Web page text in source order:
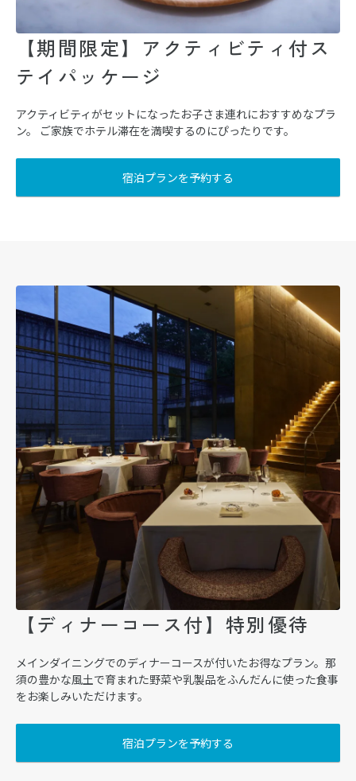
【期間限定】アクティビティ付ス
テイパッケージ
アクティビティがセットになったお子さま連れにおすすめなプラ
ン。 ご家族でホテル滞在を満喫するのにぴったりです。
宿泊プランを予約する
【ディナーコース付】特別優待
メインダイニングでのディナーコースが付いたお得なプラン。那
須の豊かな風土で育まれた野菜や乳製品をふんだんに使った食事
をお楽しみいただけます。
宿泊プランを予約する